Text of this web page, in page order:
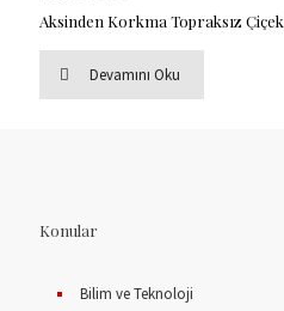
Aksinden Korkma Topraksız Çiçek
Devamını Oku
Konular
Bilim ve Teknoloji